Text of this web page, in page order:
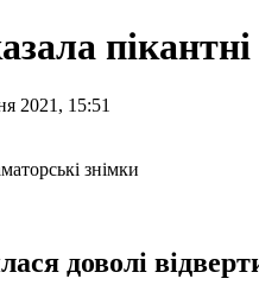
2021, 15:51
доволі